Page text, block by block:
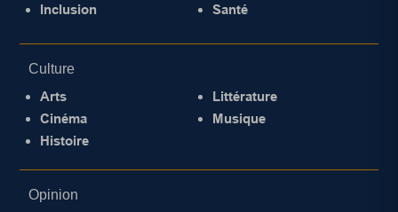
Inclusion
Santé
Culture
Arts
Cinéma
Histoire
Littérature
Musique
Opinion